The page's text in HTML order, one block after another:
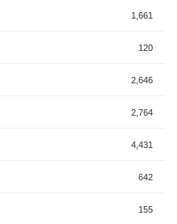
1,661
120
2,646
2,764
4,431
642
155